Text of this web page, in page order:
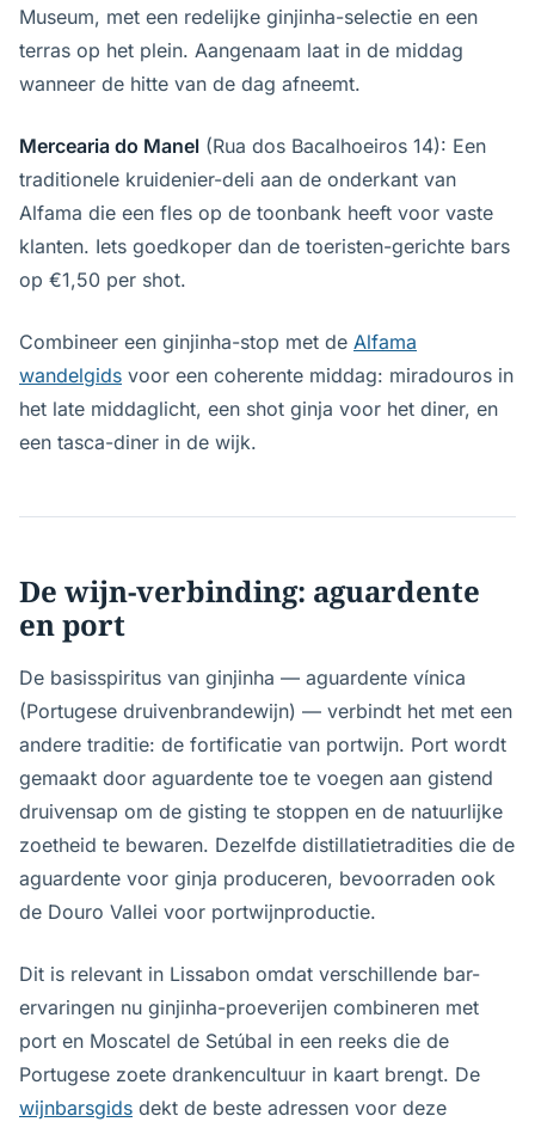
Museum, met een redelijke ginjinha-selectie en een
terras op het plein. Aangenaam laat in de middag
wanneer de hitte van de dag afneemt.
Mercearia do Manel (Rua dos Bacalhoeiros 14): Een
traditionele kruidenier-deli aan de onderkant van
Alfama die een fles op de toonbank heeft voor vaste
klanten. Iets goedkoper dan de toeristen-gerichte bars
op €1,50 per shot.
Combineer een ginjinha-stop met de Alfama
wandelgids voor een coherente middag: miradouros in
het late middaglicht, een shot ginja voor het diner, en
een tasca-diner in de wijk.
De wijn-verbinding: aguardente
en port
De basisspiritus van ginjinha — aguardente vínica
(Portugese druivenbrandewijn) — verbindt het met een
andere traditie: de fortificatie van portwijn. Port wordt
gemaakt door aguardente toe te voegen aan gistend
druivensap om de gisting te stoppen en de natuurlijke
zoetheid te bewaren. Dezelfde distillatietradities die de
aguardente voor ginja produceren, bevoorraden ook
de Douro Vallei voor portwijnproductie.
Dit is relevant in Lissabon omdat verschillende bar-
ervaringen nu ginjinha-proeverijen combineren met
port en Moscatel de Setúbal in een reeks die de
Portugese zoete drankencultuur in kaart brengt. De
wijnbarsgids dekt de beste adressen voor deze